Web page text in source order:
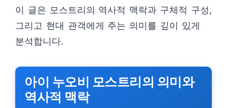
이 글은 모스트리의 역사적 맥락과 구체적 구성,
그리고 현대 관객에게 주는 의미를 깊이 있게
분석합니다.
아이 누오비 모스트리의 의미와
역사적 맥락